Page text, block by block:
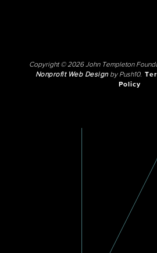
Copyright © 2026 John Templeton
Nonprofit Web Designby Push10.
Policy